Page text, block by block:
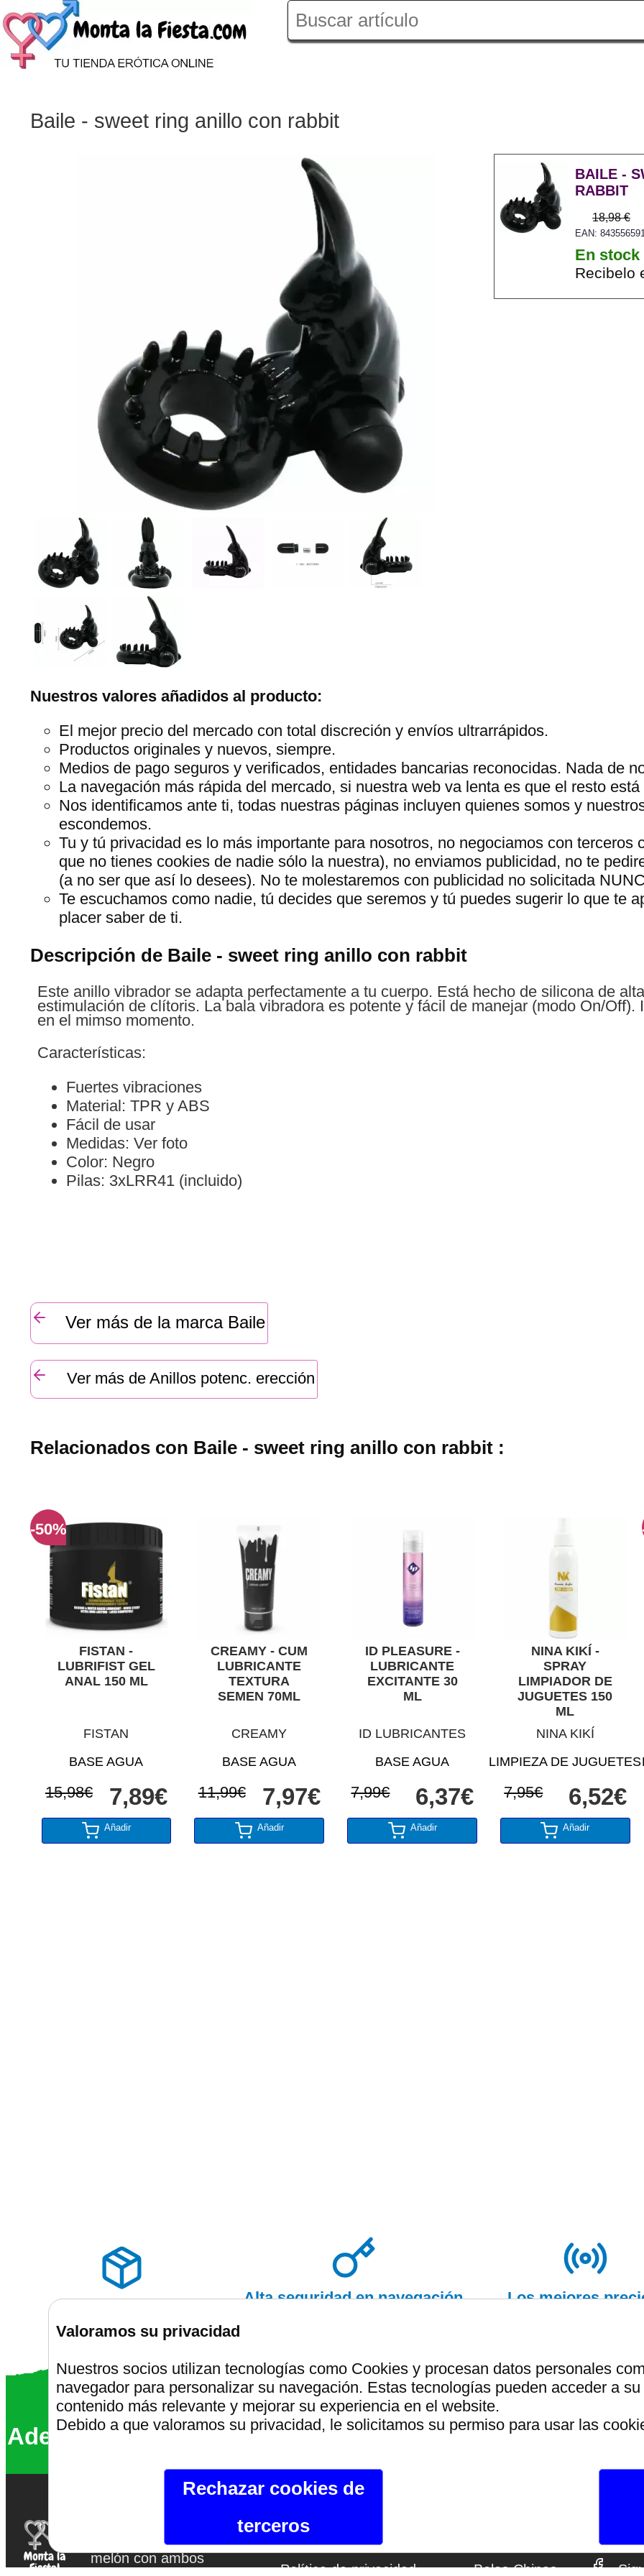
Baile - sweet ring anillo con rabbit
BAILE -
RABBIT
18,98 €
EAN:
En stock
Recibelo
Nuestros valores añadidos al producto:
El mejor precio del mercado con total discreción y envíos ultrarrápidos.
Productos originales y nuevos, siempre.
Medios de pago seguros y verificados, entidades bancarias reconocidas. Nada de
La navegación más rápida del mercado, si nuestra web va lenta es que el resto
Nos identificamos ante ti, todas nuestras páginas incluyen quienes somos y
escondemos.
Tu y tú privacidad es lo más importante para nosotros, no negociamos con terceros
que no tienes cookies de nadie sólo la nuestra), no enviamos publicidad, no te
(a no ser que así lo desees). No te molestaremos con publicidad no solicitada
Te escuchamos como nadie, tú decides que seremos y tú puedes sugerir lo que te
placer saber de ti.
Descripción de Baile - sweet ring anillo con rabbit
Este anillo vibrador se adapta perfectamente a tu cuerpo. Está hecho de silicona de
estimulación de clítoris. La bala vibradora es potente y fácil de manejar (modo On/
en el mimso momento.
Características:
Fuertes vibraciones
Material: TPR y ABS
Fácil de usar
Medidas: Ver foto
Color: Negro
Pilas: 3xLRR41 (incluido)
Ver más de la marca Baile
Ver más de Anillos potenc. erección
Relacionados con Baile - sweet ring anillo con rabbit :
FISTAN -
LUBRIFIST GEL
ANAL 150 ML
FISTAN
BASE AGUA
15,98€ 7,89€
Añadir
-50%
CREAMY - CUM
LUBRICANTE
TEXTURA
SEMEN 70ML
CREAMY
BASE AGUA
11,99€ 7,97€
Añadir
ID PLEASURE -
LUBRICANTE
EXCITANTE 30
ML
ID LUBRICANTES
BASE AGUA
7,99€ 6,37€
Añadir
NINA KIKÍ -
SPRAY
LIMPIADOR DE
JUGUETES 150
ML
NINA KIKÍ
LIMPIEZA DE JUGUETES
7,95€ 6,52€
Añadir
Alta seguridad en navegación
Los mejores
Montalafiesta solo utiliza energia de
Además somos un 68% más verdes que el resto de las
Si te gusta el platano,
melón con ambos
Aviso Legal
Política de privacidad Bolas Chinas
Valoramos su privacidad
Nuestros socios utilizan tecnologías como Cookies y procesan datos personales
navegador para personalizar su navegación. Estas tecnologías pueden acceder a
contenido más relevante y mejorar su experiencia en el website.
Debido a que valoramos su privacidad, le solicitamos su permiso para usar las
Rechazar cookies de
terceros